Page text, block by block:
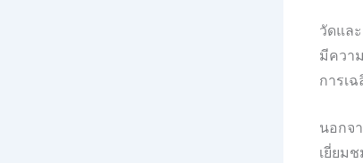
วัดแล
มีควา
การเ
นอกจ
เยี่ยม